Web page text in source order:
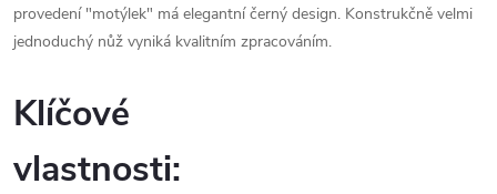
provedení "motýlek" má elegantní černý design. Konstrukčně velmi
jednoduchý nůž vyniká kvalitním zpracováním.
Klíčové
vlastnosti: